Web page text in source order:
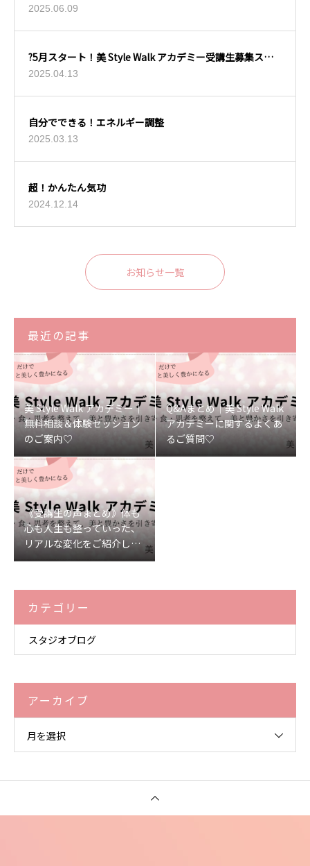
2025.06.09
?5月スタート！美 Style Walk アカデミー受講生募集スタ
ート?
2025.04.13
自分でできる！エネルギー調整
2025.03.13
超！かんたん気功
2024.12.14
お知らせ一覧
最近の記事
美 Style Walk アカデミー｜
無料相談＆体験セッション
のご案内♡
Q&Aまとめ｜美 Style Walk
アカデミーに関するよくあ
るご質問♡
《受講生の声まとめ》体も
心も人生も整っていった、
リアルな変化をご紹介しま
す♡
カテゴリー
スタジオブログ
アーカイブ
月を選択